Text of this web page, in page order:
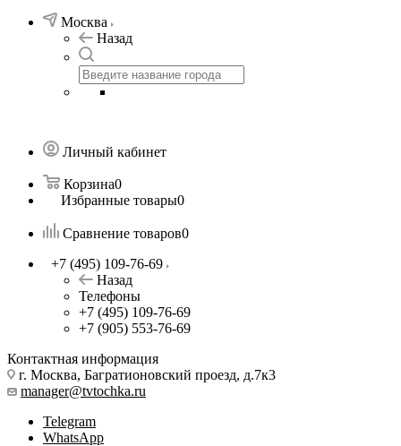
Москва
Назад
Личный кабинет
Корзина0
Избранные товары0
Сравнение товаров0
+7 (495) 109-76-69
Назад
Телефоны
+7 (495) 109-76-69
+7 (905) 553-76-69
Контактная информация
г. Москва, Багратионовский проезд, д.7к3
manager@tvtochka.ru
Telegram
WhatsApp